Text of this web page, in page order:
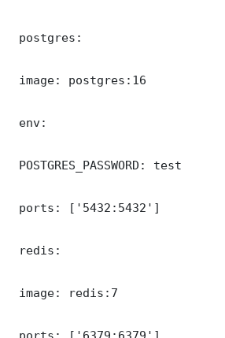
postgres:
image: postgres:16
env:
POSTGRES_PASSWORD: test
ports: ['5432:5432']
redis:
image: redis:7
ports: ['6379:6379']